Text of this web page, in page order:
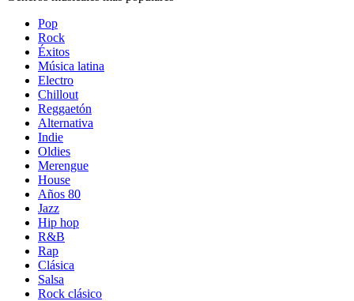
Pop
Rock
Éxitos
Música latina
Electro
Chillout
Reggaetón
Alternativa
Indie
Oldies
Merengue
House
Años 80
Jazz
Hip hop
R&B
Rap
Clásica
Salsa
Rock clásico